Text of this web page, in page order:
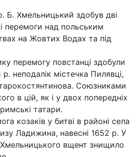
Б. Хмельницький здобув дві
перемоги над польським
на Жовтих Водах та під
перемогу повстанці здобули
р. неподалік містечка Пилявці,
Союзниками
в цій, як і у двох попередніх
татари.
козаків у битві в районі села
Ладижина, навесні 1652 р. У
Хмельницького вщент знищило